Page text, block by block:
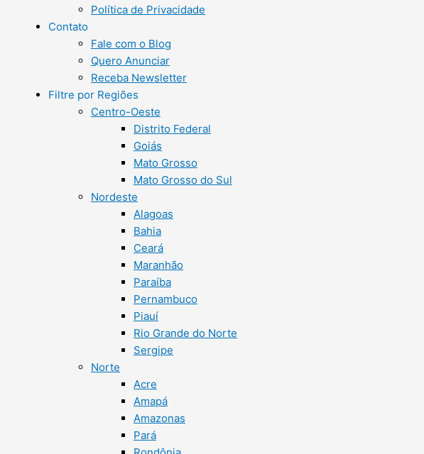
Política de Privacidade
Contato
Fale com o Blog
Quero Anunciar
Receba Newsletter
Filtre por Regiões
Centro-Oeste
Distrito Federal
Goiás
Mato Grosso
Mato Grosso do Sul
Nordeste
Alagoas
Bahia
Ceará
Maranhão
Paraíba
Pernambuco
Piauí
Rio Grande do Norte
Sergipe
Norte
Acre
Amapá
Amazonas
Pará